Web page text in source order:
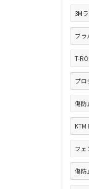
3M
ブラ
T-
プロ
傷防
KTM
フェ
傷防